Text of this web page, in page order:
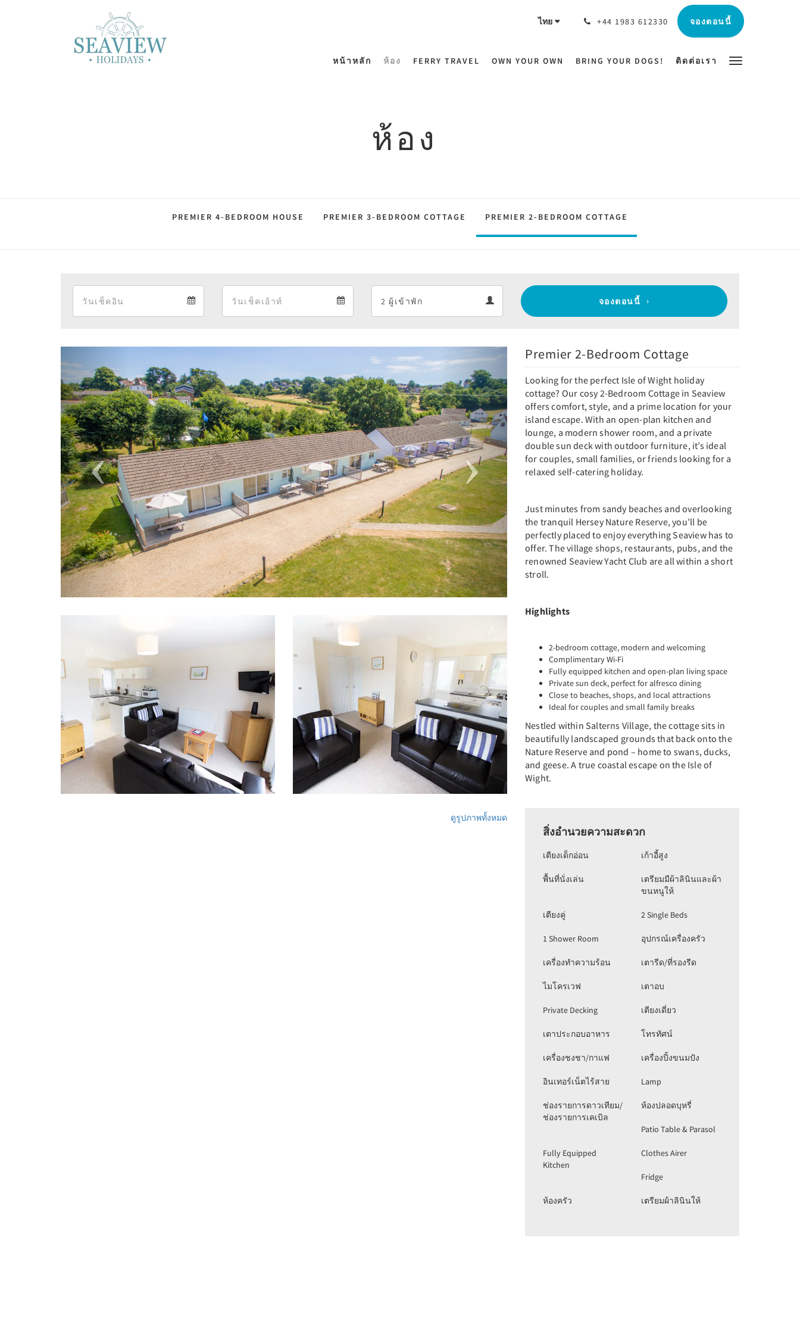
ไทย +44 1983 612330 จองตอนนี้
หน้าหลัก ห้อง FERRY TRAVEL OWN YOUR OWN BRING YOUR DOGS! ติดต่อเรา
ห้อง
PREMIER 4-BEDROOM HOUSE PREMIER 3-BEDROOM COTTAGE PREMIER 2-BEDROOM COTTAGE
จองตอนนี้
Next
ดูรูปภาพทั้งหมด
Premier 2-Bedroom Cottage
Looking for the perfect Isle of Wight holiday
cottage? Our cosy 2-Bedroom Cottage in Seaview
offers comfort, style, and a prime location for your
island escape. With an open-plan kitchen and
lounge, a modern shower room, and a private
double sun deck with outdoor furniture, it’s ideal
for couples, small families, or friends looking for a
relaxed self-catering holiday.
Just minutes from sandy beaches and overlooking
the tranquil Hersey Nature Reserve, you’ll be
perfectly placed to enjoy everything Seaview has to
offer. The village shops, restaurants, pubs, and the
renowned Seaview Yacht Club are all within a short
stroll.
Highlights
2-bedroom cottage, modern and welcoming
Complimentary Wi-Fi
Fully equipped kitchen and open-plan living space
Private sun deck, perfect for alfresco dining
Close to beaches, shops, and local attractions
Ideal for couples and small family breaks
Nestled within Salterns Village, the cottage sits in
beautifully landscaped grounds that back onto the
Nature Reserve and pond – home to swans, ducks,
and geese. A true coastal escape on the Isle of
Wight.
สิ่งอำนวยความสะดวก
เตียงเด็กอ่อน เก้าอี้สูง
พื้นที่นั่งเล่น
เตรียมมีผ้าลินินและผ้า
ขนหนูให้
เตียงคู่ 2 Single Beds
1 Shower Room อุปกรณ์เครื่องครัว
เครื่องทำความร้อน เตารีด/ที่รองรีด
ไมโครเวฟ เตาอบ
Private Decking เตียงเดี่ยว
เตาประกอบอาหาร โทรทัศน์
เครื่องชงชา/กาแฟ เครื่องปิ้งขนมปัง
อินเทอร์เน็ตไร้สาย Lamp
ช่องรายการดาวเทียม/
ช่องรายการเคเบิล
ห้องปลอดบุหรี่
Patio Table & Parasol
Fully Equipped
Kitchen
Clothes Airer
Fridge
ห้องครัว เตรียมผ้าลินินให้